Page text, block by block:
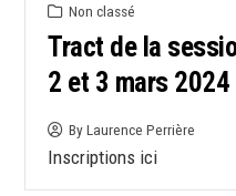
Non classé
Tract de la
2 et 3 mars 2024
ByLaurence Perrière
Inscriptions ici